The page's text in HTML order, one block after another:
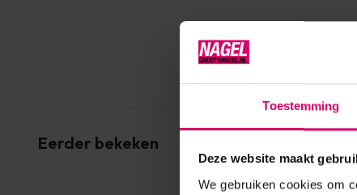
Toestemming
Deze website maakt
We gebruiken cookies om
Eerder bekeken